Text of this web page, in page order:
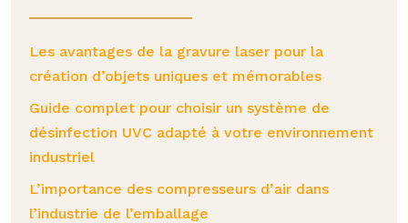
Les avantages de la gravure laser pour la
création d’objets uniques et mémorables
Guide complet pour choisir un système de
désinfection UVC adapté à votre environnement
industriel
L’importance des compresseurs d’air dans
l’industrie de l’emballage